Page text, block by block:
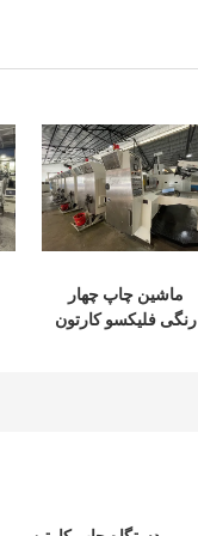
ماشین چاپ چهار
رنگی فلیکسو کارتون